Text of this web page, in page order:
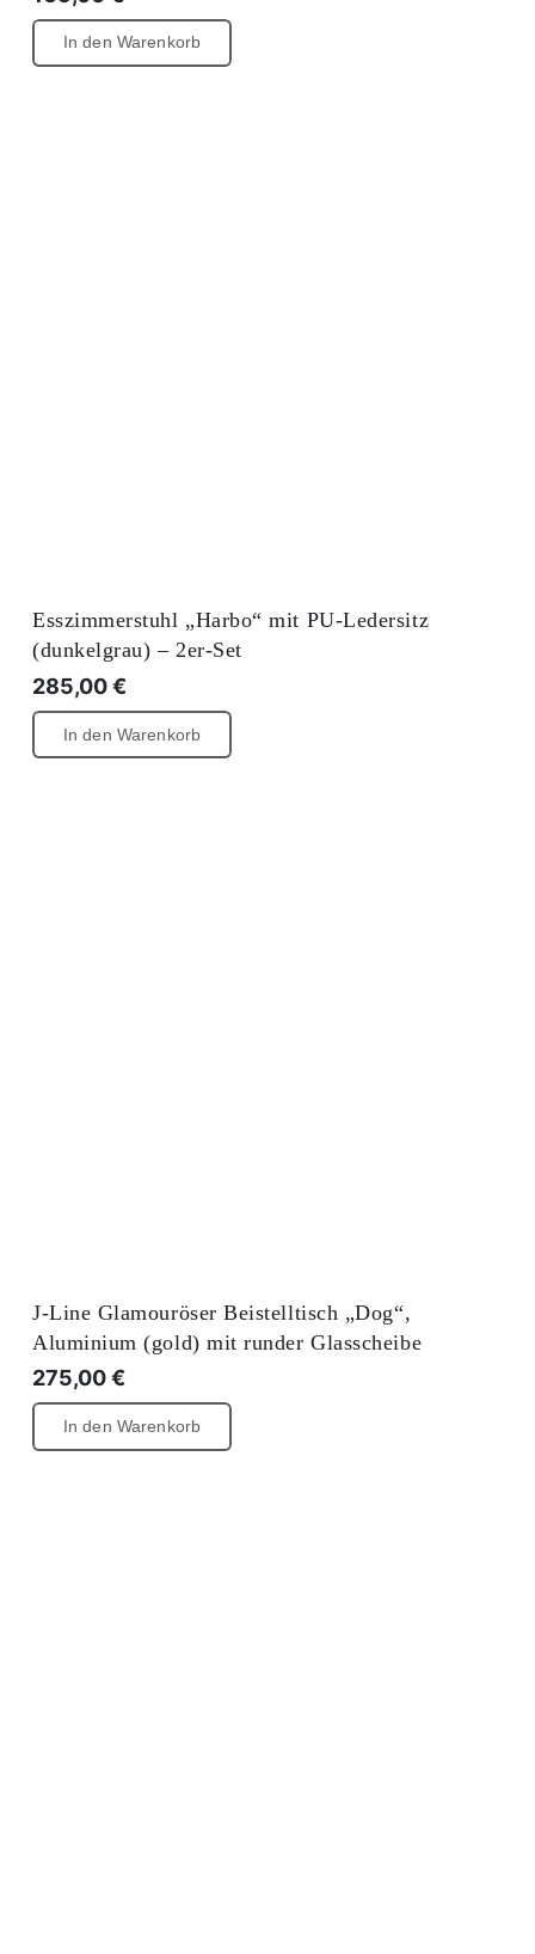
In den Warenkorb
Esszimmerstuhl „Harbo“ mit PU-Ledersitz
(dunkelgrau) – 2er-Set
285,00€
In den Warenkorb
J-Line Glamouröser Beistelltisch „Dog“,
Aluminium (gold) mit runder Glasscheibe
275,00€
In den Warenkorb